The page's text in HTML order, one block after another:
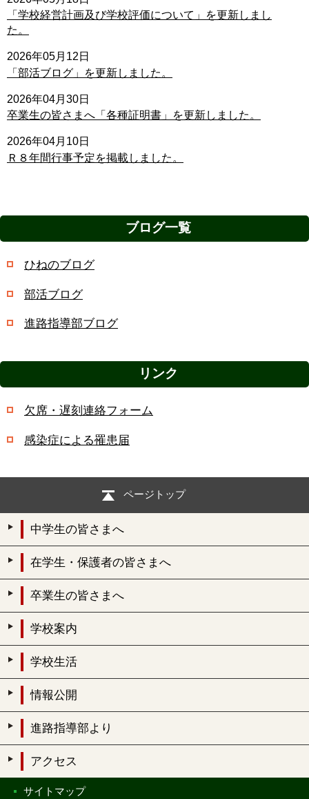
「学校経営計画及び学校評価について」を更新しまし
た。
2026年05月12日
「部活ブログ」を更新しました。
2026年04月30日
卒業生の皆さまへ「各種証明書」を更新しました。
2026年04月10日
Ｒ８年間行事予定を掲載しました。
ブログ一覧
ひねのブログ
部活ブログ
進路指導部ブログ
リンク
欠席・遅刻連絡フォーム
感染症による罹患届
ページトップ
中学生の皆さまへ
在学生・保護者の皆さまへ
卒業生の皆さまへ
学校案内
学校生活
情報公開
進路指導部より
アクセス
サイトマップ